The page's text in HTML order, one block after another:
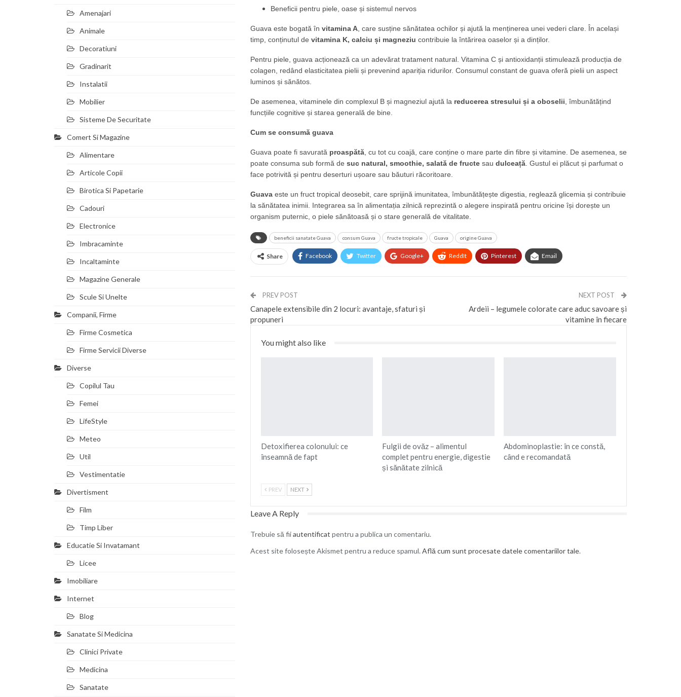
Beneficii pentru piele, oase și sistemul nervos
Guava este bogată în vitamina A, care susține sănătatea ochilor și ajută la menținerea unei vederi clare. În același
timp, conținutul de vitamina K, calciu și magneziu contribuie la întărirea oaselor și a dinților.
Pentru piele, guava acționează ca un adevărat tratament natural. Vitamina C și antioxidanții stimulează producția de
colagen, redând elasticitatea pielii și prevenind apariția ridurilor. Consumul constant de guava oferă pielii un aspect
luminos și sănătos.
De asemenea, vitaminele din complexul B și magneziul ajută la reducerea stresului și a oboselii , îmbunătățind
funcțiile cognitive și starea generală de bine.
Cum se consumă guava
Guava poate fi savurată proaspătă, cu tot cu coajă, care conține o mare parte din fibre și vitamine. De asemenea, se
poate consuma sub formă de suc natural, smoothie, salată de fructesau dulceață. Gustul ei plăcut și parfumat o
face potrivită și pentru deserturi ușoare sau băuturi răcoritoare.
Guavaeste un fruct tropical deosebit, care sprijină imunitatea, îmbunătățește digestia, reglează glicemia și contribuie
la sănătatea inimii. Integrarea sa în alimentația zilnică reprezintă o alegere inspirată pentru oricine își dorește un
organism puternic, o piele sănătoasă și o stare generală de vitalitate.
beneficii sanatate Guava consum Guava fructe tropicale Guava origine Guava
Share Facebook Twitter Google+ ReddIt Pinterest Email
PREV POST
Canapele extensibile din 2 locuri: avantaje, sfaturi și
propuneri
NEXT POST
Ardeii – legumele colorate care aduc savoare și
vitamine în fiecare
You might also like
Detoxifierea colonului: ce
înseamnă de fapt
Fulgii de ovăz – alimentul
complet pentru energie, digestie
și sănătate zilnică
Abdominoplastie: în ce constă,
când e recomandată
PREV NEXT
Leave A Reply
Trebuie să fiiautentificat pentru a publica un comentariu.
Acest site folosește Akismet pentru a reduce spamul. Află cum sunt procesate datele comentariilor tale.
Amenajari
Animale
Decoratiuni
Gradinarit
Instalatii
Mobilier
Sisteme De Securitate
Comert Si Magazine
Alimentare
Articole Copii
Birotica Si Papetarie
Cadouri
Electronice
Imbracaminte
Incaltaminte
Magazine Generale
Scule Si Unelte
Companii, Firme
Firme Cosmetica
Firme Servicii Diverse
Diverse
Copilul Tau
Femei
LifeStyle
Meteo
Util
Vestimentatie
Divertisment
Film
Timp Liber
Educatie Si Invatamant
Licee
Imobiliare
Internet
Blog
Sanatate Si Medicina
Clinici Private
Medicina
Sanatate